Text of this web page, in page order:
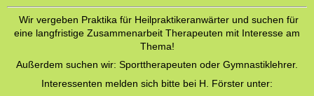
Wir vergeben Praktika für Heilpraktikeranwärter und suchen für
eine langfristige Zusammenarbeit Therapeuten mit Interesse am
Thema!
Außerdem suchen wir: Sporttherapeuten oder Gymnastiklehrer.
Interessenten melden sich bitte bei H. Förster unter: